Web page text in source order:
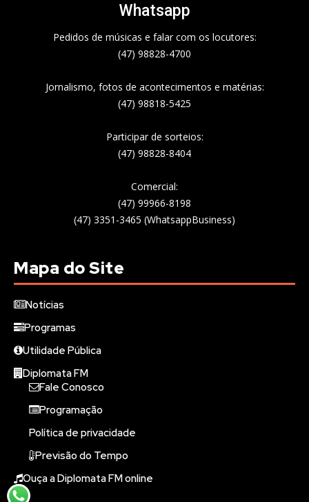
Whatsapp
Pedidos de músicas e falar com os locutores:
(47) 98828-4700
Jornalismo, fotos de acontecimentos e matérias:
(47) 98818-5425
Participar de sorteios:
(47) 98828-8404
Comercial:
(47) 99966-8198
(47) 3351-3465 (WhatsappBusiness)
Mapa do Site
Notícias
Programas
Utilidade Pública
Diplomata FM
Fale Conosco
Programação
Política de privacidade
Previsão do Tempo
Ouça a Diplomata FM online